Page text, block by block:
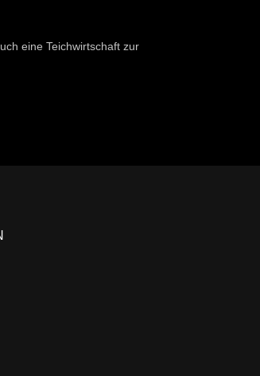
eine Teichwirtschaft zur